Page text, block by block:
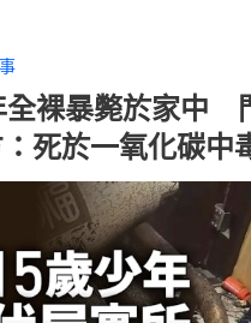
全裸暴斃於家中
死於一氧化碳中